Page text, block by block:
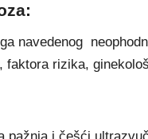
navedenog
faktora rizika,